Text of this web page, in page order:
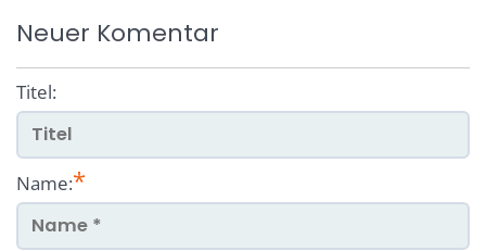
Neuer Komentar
Titel:
Name:*